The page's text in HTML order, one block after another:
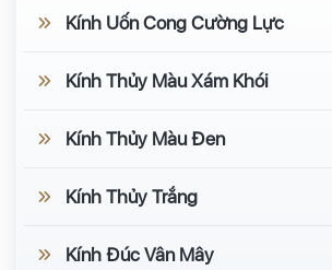
Kính Uốn Cong Cường Lực
Kính Thủy Màu Xám Khói
Kính Thủy Màu Đen
Kính Thủy Trắng
Kính Đúc Vân Mây